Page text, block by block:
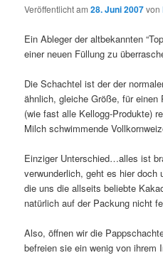
Veröffentlicht am28. Juni 2007von
Ein Ableger der altbekannten
einer neuen Füllung zu
Die Schachtel ist der der
ähnlich, gleiche Größe, für
(wie fast alle Kellogg-Produkte)
Milch schwimmende
Einziger Unterschied…alles ist
verwunderlich, geht es hier
die uns die allseits beliebte
natürlich auf der Packung nicht
Also, öffnen wir die
befreien sie ein wenig von ihrem